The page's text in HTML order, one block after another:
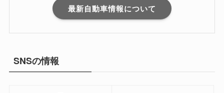
最新自動車情報について
SNSの情報